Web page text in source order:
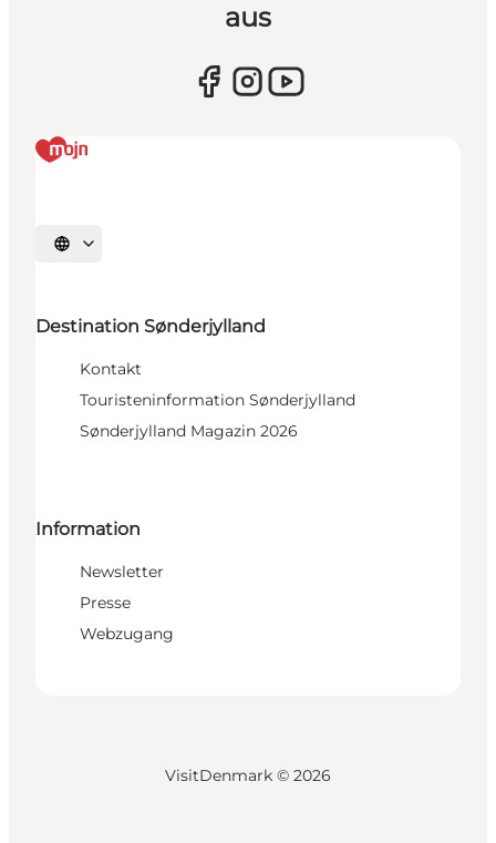
aus
Sprache auswählen
Destination Sønderjylland
Kontakt
Touristeninformation Sønderjylland
Sønderjylland Magazin 2026
Information
Newsletter
Presse
Webzugang
VisitDenmark © 2026